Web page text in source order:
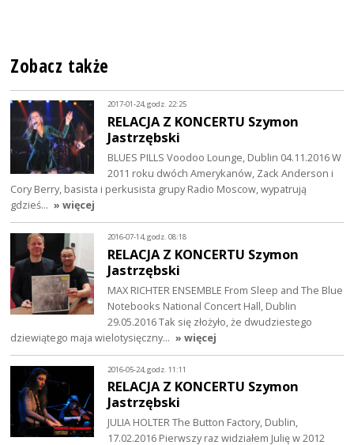
Zobacz także
2017-01-24, godz. 22:25
RELACJA Z KONCERTU Szymon
Jastrzębski
BLUES PILLS Voodoo Lounge, Dublin 04.11.2016 W
2011 roku dwóch Amerykanów, Zack Anderson i
Cory Berry, basista i perkusista grupy Radio Moscow, wypatrują
gdzieś… » więcej
2016-07-14, godz. 08:18
RELACJA Z KONCERTU Szymon
Jastrzębski
MAX RICHTER ENSEMBLE From Sleep and The Blue
Notebooks National Concert Hall, Dublin
29.05.2016 Tak się złożyło, że dwudziestego
dziewiątego maja wielotysięczny… » więcej
2016-05-24, godz. 11:11
RELACJA Z KONCERTU Szymon
Jastrzębski
JULIA HOLTER The Button Factory, Dublin,
17.02.2016 Pierwszy raz widziałem Julię w 2012